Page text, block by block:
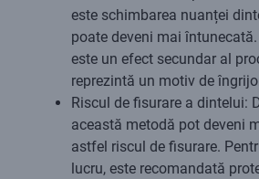
este schimbarea nuanței
poate deveni mai
este un efect secundar al
reprezintă un motiv de
Riscul de fisurare a dintelui:
această metodă pot deveni
astfel riscul de fisurare.
lucru, este recomandată